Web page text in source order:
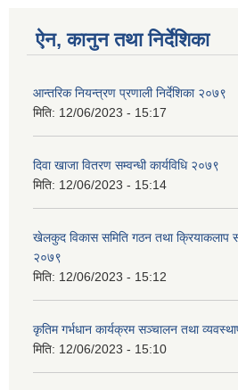
ऐन, कानुन तथा निर्देशिका
आन्तरिक नियन्त्रण प्रणाली निर्देशिका २०७९
मिति: 12/06/2023 - 15:17
दिवा खाजा वितरण सम्वन्धी कार्यविधि २०७९
मिति: 12/06/2023 - 15:14
खेलकुद विकास समिति गठन तथा क्रियाकलाप
२०७९
मिति: 12/06/2023 - 15:12
कृतिम गर्भधान कार्यक्रम सञ्चालन तथा
मिति: 12/06/2023 - 15:10